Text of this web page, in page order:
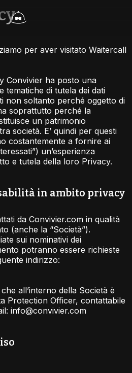
per aver visitato Waitercall
Convivier ha posto una
tematiche di tutela dei dati
non soltanto perché oggetto di
soprattutto perché la
un patrimonio
società. E’ quindi per questi
costantemente a fornire ai
un’esperienza
e tutela della loro Privacy.
in ambito privacy​
da Convivier.com in qualità
(anche la “Società”).
sui nominativi dei
potranno essere richieste
indirizzo:
all’interno della Società è
Protection Officer, contattabile
info@convivier.com